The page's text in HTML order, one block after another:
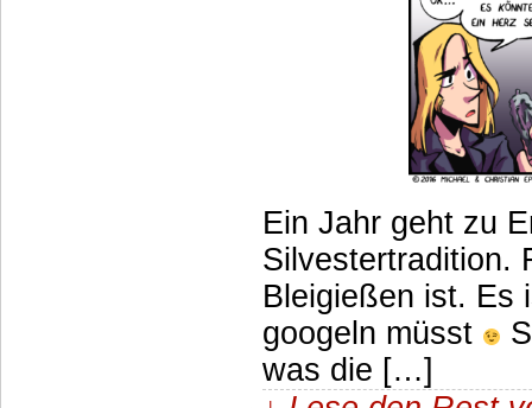
Ein Jahr geht zu
Silvestertradition.
Bleigießen ist. Es
googeln müsst
was die […]